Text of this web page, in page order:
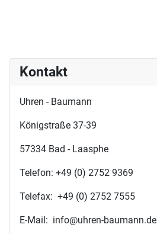
Kontakt
Uhren - Baumann
Königstraße 37-39
57334 Bad - Laasphe
Telefon: +49 (0) 2752 9369
Telefax: +49 (0) 2752 7555
E-Mail: info@uhren-baumann.de